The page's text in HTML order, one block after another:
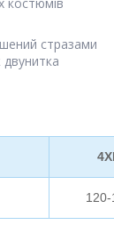
стразами
120-